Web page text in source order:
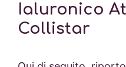
Ialuronico
Collistar